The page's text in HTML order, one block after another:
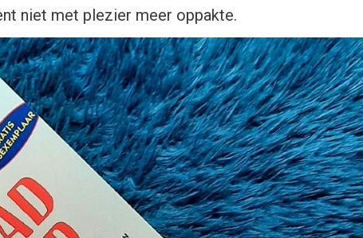
niet met plezier meer oppakte.